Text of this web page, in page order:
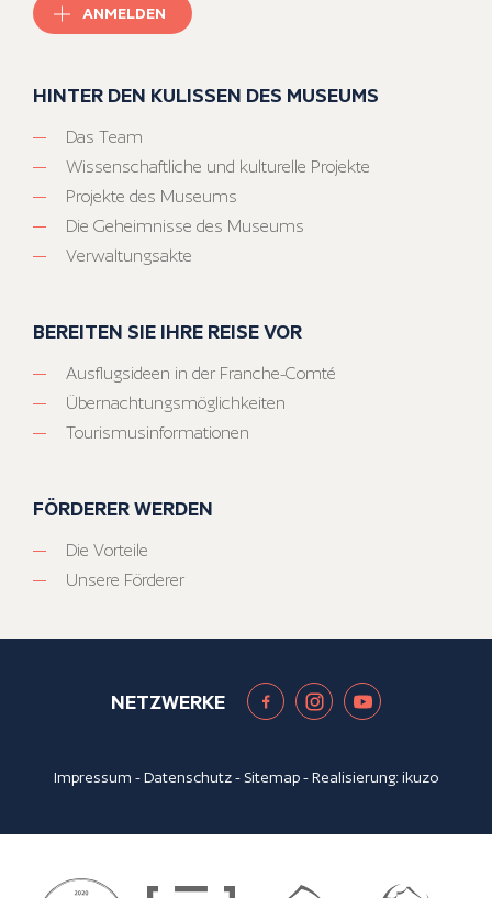
ANMELDEN
HINTER DEN KULISSEN DES MUSEUMS
Das Team
Wissenschaftliche und kulturelle Projekte
Projekte des Museums
Die Geheimnisse des Museums
Verwaltungsakte
BEREITEN SIE IHRE REISE VOR
Ausflugsideen in der Franche-Comté
Übernachtungsmöglichkeiten
Tourismusinformationen
FÖRDERER WERDEN
Die Vorteile
Unsere Förderer
NETZWERKE
Impressum -Datenschutz- Sitemap- Realisierung:ikuzo